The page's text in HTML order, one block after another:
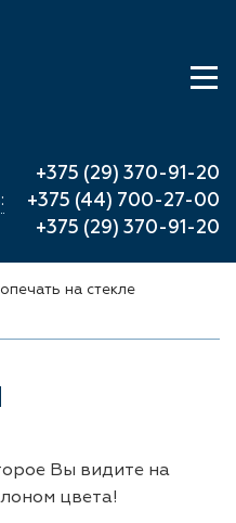
+375 (29) 370-91-20
+375 (44) 700-27-00
+375 (29) 370-91-20
на стекле
Вы видите на
цвета!